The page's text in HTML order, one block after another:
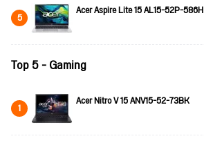
5 Acer Aspire Lite 15 AL15-52P-586H
Top 5 - Gaming
1 Acer Nitro V 15 ANV15-52-73BK